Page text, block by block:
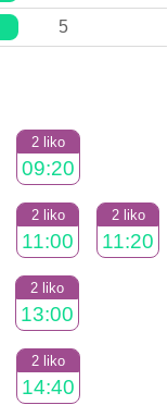
5
2 liko
09:20
2 liko
11:00
2 liko
11:20
2 liko
13:00
2 liko
14:40